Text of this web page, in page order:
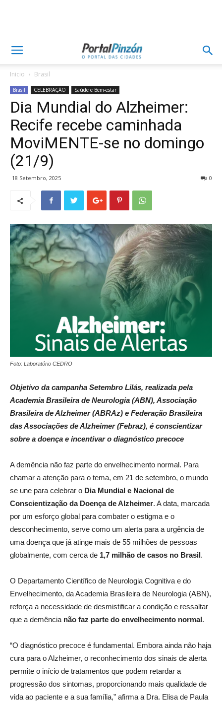
Inicio Brasil
Brasil CELEBRAÇÃO Saúde e Bem-estar
Dia Mundial do Alzheimer:
Recife recebe caminhada
MoviMENTE-se no domingo
(21/9)
18 Setembro, 2025 0
Foto: Laboratório CEDRO
Objetivo da campanha Setembro Lilás, realizada pela
Academia Brasileira de Neurologia (ABN), Associação
Brasileira de Alzheimer (ABRAz) e Federação Brasileira
das Associações de Alzheimer (Febraz), é conscientizar
sobre a doença e incentivar o diagnóstico precoce
A demência não faz parte do envelhecimento normal. Para
chamar a atenção para o tema, em 21 de setembro, o mundo
se une para celebrar o Dia Mundial e Nacional de
Conscientização da Doença de Alzheimer. A data, marcada
por um esforço global para combater o estigma e o
desconhecimento, serve como um alerta para a urgência de
uma doença que já atinge mais de 55 milhões de pessoas
globalmente, com cerca de 1,7 milhão de casos no Brasil.
O Departamento Científico de Neurologia Cognitiva e do
Envelhecimento, da Academia Brasileira de Neurologia (ABN),
reforça a necessidade de desmistificar a condição e ressaltar
que a demência não faz parte do envelhecimento normal.
“O diagnóstico precoce é fundamental. Embora ainda não haja
cura para o Alzheimer, o reconhecimento dos sinais de alerta
permite o início de tratamentos que podem retardar a
progressão dos sintomas, proporcionando mais qualidade de
vida ao paciente e a sua família,” afirma a Dra. Elisa de Paula